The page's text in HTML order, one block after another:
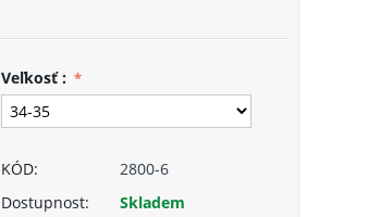
Veľkosť :
KÓD:
2800-6
Dostupnost:
Skladem